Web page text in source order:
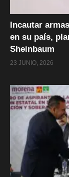
Incautar
en su país,
Sheinbaum
23 JUNIO, 2026